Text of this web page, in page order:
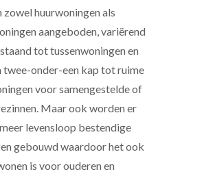
zowel huurwoningen als
aangeboden, variërend
tot tussenwoningen en
twee-onder-een kap tot ruime
voor samengestelde of
Maar ook worden er
levensloop bestendige
gebouwd waardoor het ook
is voor ouderen en